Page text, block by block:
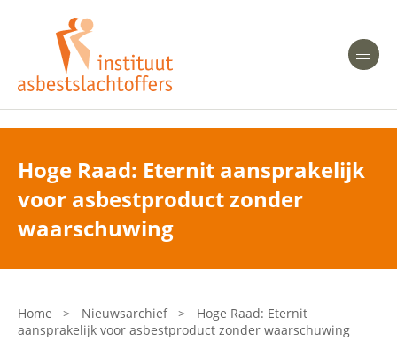
Heeft u Mesothelioom?
Heeft u Asbestose?
Bent u arts?
Bent u werkgever of verzekeraar?
Asbest en Gezondheid
Laatste nieuws
Onze organisatie
Hoge Raad: Eternit aansprakelijk
voor asbestproduct zonder
waarschuwing
Home > Nieuwsarchief >
Hoge Raad: Eternit
aansprakelijk voor asbestproduct zonder waarschuwing